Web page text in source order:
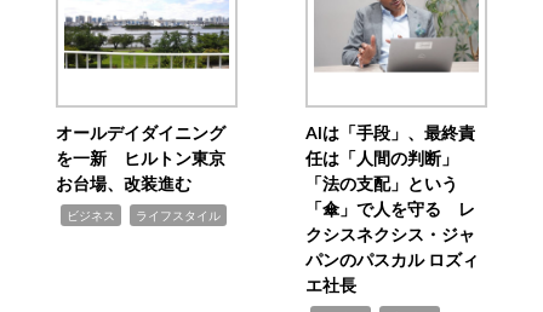
オールデイダイニング
を一新 ヒルトン東京
お台場、改装進む
ビジネス ライフスタイル
AIは「手段」、最終責
任は「人間の判断」
「法の支配」という
「傘」で人を守る レ
クシスネクシス・ジャ
パンのパスカル ロズィ
エ社長